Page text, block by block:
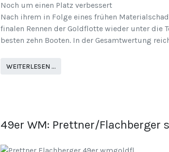
Noch um einen Platz verbessert
Nach ihrem in Folge eines frühen
finalen Rennen der Goldflotte wieder unter die
besten zehn Booten. In der Gesamtwertung
WEITERLESEN …
49er WM: Prettner/Flachberger